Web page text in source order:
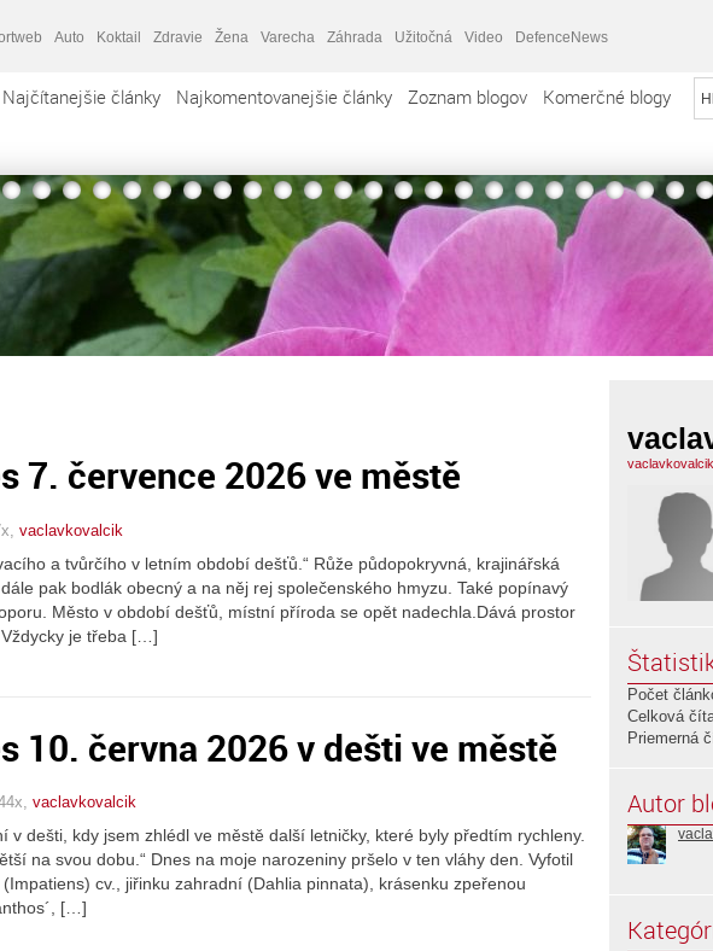
Auto Koktail Zdravie Žena Varecha Záhrada Užitočná Video DefenceNews
Najčítanejšie články Najkomentovanejšie články Zoznam blogov Komerčné blogy
7. července 2026 ve městě
vaclavkovalcik
a tvůrčího v letním období dešťů.“ Růže půdopokryvná, krajinářská
pak bodlák obecný a na něj rej společenského hmyzu. Také popínavý
Město v období dešťů, místní příroda se opět nadechla.Dává prostor
je třeba […]
10. června 2026 v dešti ve městě
vaclavkovalcik
v dešti, kdy jsem zhlédl ve městě další letničky, které byly předtím rychleny.
na svou dobu.“ Dnes na moje narozeniny pršelo v ten vláhy den. Vyfotil
cv., jiřinku zahradní (Dahlia pinnata), krásenku zpeřenou
[…]
Počet
Celková
Priemerná
Autor